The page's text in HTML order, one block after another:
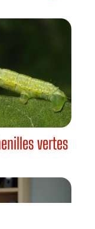
vertes